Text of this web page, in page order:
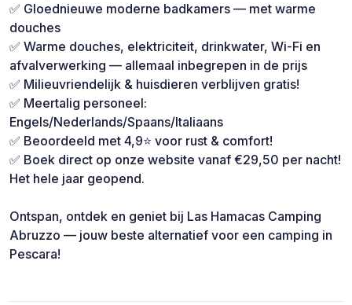
✅ Gloednieuwe moderne badkamers — met warme
douches
✅ Warme douches, elektriciteit, drinkwater, Wi-Fi en
afvalverwerking — allemaal inbegrepen in de prijs
✅ Milieuvriendelijk & huisdieren verblijven gratis!
✅ Meertalig personeel:
Engels/Nederlands/Spaans/Italiaans
✅ Beoordeeld met 4,9⭐ voor rust & comfort!
✅ Boek direct op onze website vanaf €29,50 per nacht!
Het hele jaar geopend.
Ontspan, ontdek en geniet bij Las Hamacas Camping
Abruzzo — jouw beste alternatief voor een camping in
Pescara!